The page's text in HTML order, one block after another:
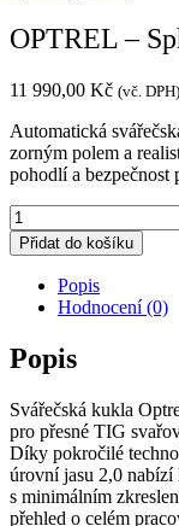
OPTREL –
11 990,00 Kč (vč. DPH)
Automatická
zorným polem a
pohodlí a bezpečnost
OPTREL
-
SphereX
CLT
1006.980
množství
Přidat do košíku
Popis
Hodnocení (0)
Popis
Svářečská kukla
pro přesné TIG
Díky pokročilé
úrovní jasu 2,0
s minimálním
přehled o celém